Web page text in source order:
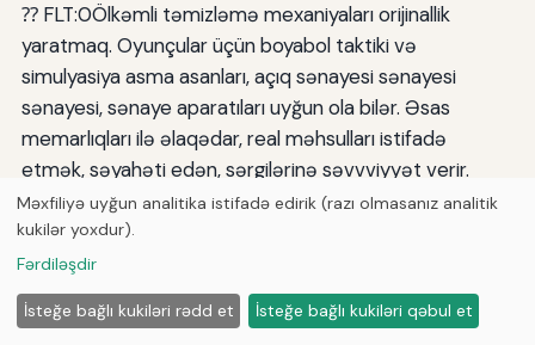
⁇ FLT:0Ölkəmli təmizləmə mexaniyaları orijinallik
yaratmaq. Oyunçular üçün boyabol taktiki və
simulyasiya asma asanları, açıq sənayesi sənayesi
sənayesi, sənaye aparatıları uyğun ola bilər. Əsas
memarlıqları ilə əlaqədar, real məhsulları istifadə
etmək, səyahəti edən, sərgilərinə səvvviyyət verir.
⁇ FLT:0Ölkək keyfiyyətli oyun imkan verir. Böyük açıq
formatları dəstək. Uzun-müddətli nişanlar, geniş
flanking manevraları, və kompleks çox-team
Məxfiliyə uyğun analitika istifadə edirik (razı olmasanız analitik
kukilər yoxdur).
Fərdiləşdir
İsteğe bağlı kukiləri rədd et İsteğe bağlı kukiləri qəbul et